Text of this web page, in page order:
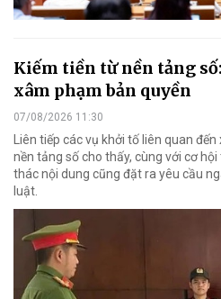
Kiếm tiền từ nền tảng
xâm phạm bản quyền
07/08/2026 11:30
Liên tiếp các vụ khởi tố liên quan
nền tảng số cho thấy, cùng với cơ
thác nội dung cũng đặt ra yêu cầu
luật.